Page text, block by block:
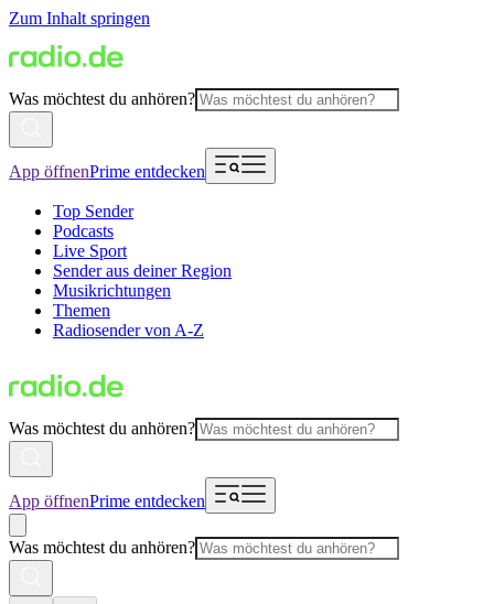
Zum Inhalt springen
Was möchtest du anhören?
App öffnenPrime entdecken
Top Sender
Podcasts
Live Sport
Sender aus deiner Region
Musikrichtungen
Themen
Radiosender von A-Z
Was möchtest du anhören?
App öffnenPrime entdecken
Was möchtest du anhören?